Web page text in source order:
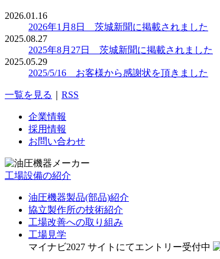
2026.01.16
2026年1月8日 茨城新聞に掲載されました
2025.08.27
2025年8月27日 茨城新聞に掲載されました
2025.05.29
2025/5/16 お客様から感謝状を頂きました
一覧を見る RSS
企業情報
採用情報
お問い合わせ
工場設備の紹介
油圧機器製品(部品)紹介
協立製作所の技術紹介
工場改善への取り組み
工場見学
マイナビ2027 サイトにてエントリー受付中